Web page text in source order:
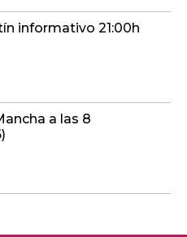
informativo 21:00h
a las 8